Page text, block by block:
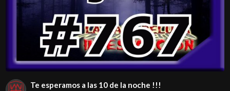
Te esperamos a las 10 de la noche !!!